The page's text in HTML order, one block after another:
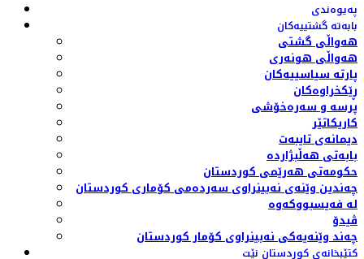
پەیوەندی
بابەتە گشتییەکان
هەواڵی گشتی
هەواڵی هونەری
پارتە سیاسییەکان
ڕێکخراوەکان
پرسە و سەرەخۆشی
کاریکاتێر
دیمانەی تایبەت
بابەتی هەڵبژاردە
حکومەتی هەرێمی کوردستان
چەندین وێنەی نەبینراوی سەردەمی کۆماری کوردستان
لە فەیسبووکەوە
ڤیدۆ
چەند وێنەیەکی نەبینراوی کۆمار کوردستان
کتێبخانەی کوردستان نێت